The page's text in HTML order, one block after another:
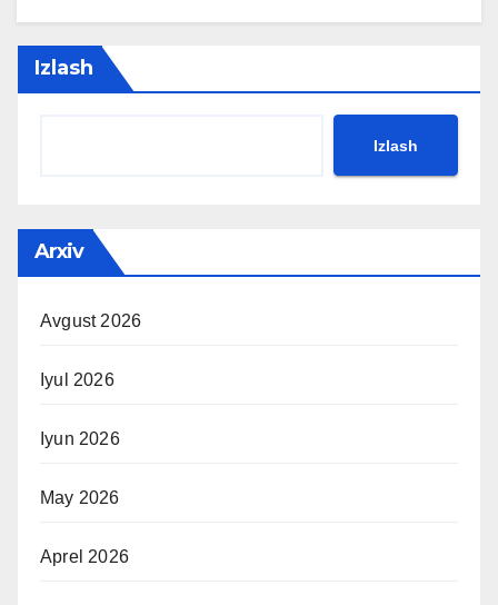
Izlash
Izlash
Arxiv
Avgust 2026
Iyul 2026
Iyun 2026
May 2026
Aprel 2026